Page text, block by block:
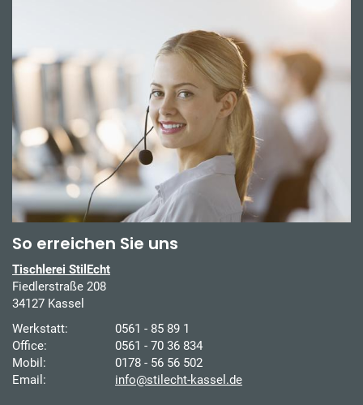
So erreichen Sie uns
Tischlerei StilEcht
Fiedlerstraße 208
34127 Kassel
Werkstatt:
0561 - 85 89 1
Office:
0561 - 70 36 834
Mobil:
0178 - 56 56 502
Email:
info@stilecht-kassel.de